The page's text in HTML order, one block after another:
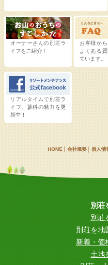
オーナーさんの別荘ラ
イフをご紹介！
お客様か
よくある
ています。
リアルタイムで別荘ラ
イフ、蓼科の魅力を更
新中！
HOME 会社概要 個人情
別荘
別荘
別荘を地
新着・価
土地